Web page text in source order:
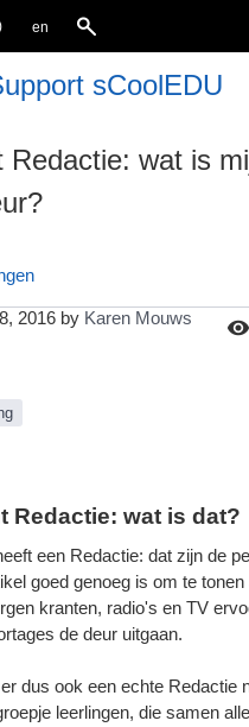
en
sCoolEDU
Redactie: wat is
2016 by Karen Mouws
Redactie: wat is dat?
een Redactie: dat zijn de
goed genoeg is om te tonen
kranten, radio's en TV
de deur uitgaan.
dus ook een echte Redactie
leerlingen, die samen